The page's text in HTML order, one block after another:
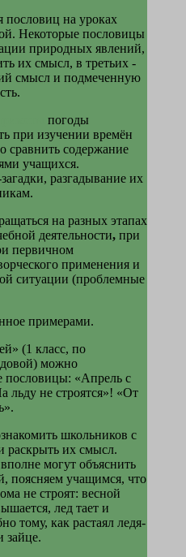
пословиц на уро­ках
Некоторые пословицы
природных явлений,
их смысл, в третьих -
смысл и подмеченную
погоды
при изучении времён
срав­нить содержание
учащихся.
разгадывание их
на раз­ных этапах
деятельности, при
первичном
применения и
ситуации (проблемные
примерами.
(1 класс, по
можно
пословицы: «Апрель с
льду не строятся»! «От
школь­ников с
раскрыть их смысл.
могут объяснить
поясняем учащимся, что
не строят: весной
лед тает и
тому, как растаял ледя­
зайце.